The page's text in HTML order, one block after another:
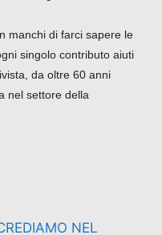
manchi di farci sapere le
singolo contributo aiuti
da oltre 60 anni
nel settore della
NEL